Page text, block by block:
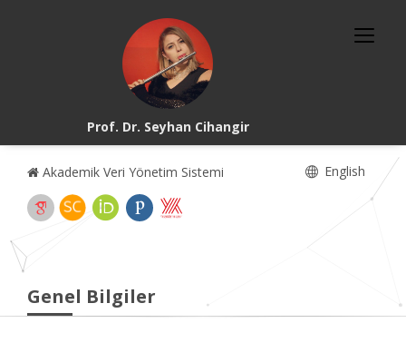
Prof. Dr. Seyhan Cihangir
Akademik Veri Yönetim Sistemi English
Genel Bilgiler